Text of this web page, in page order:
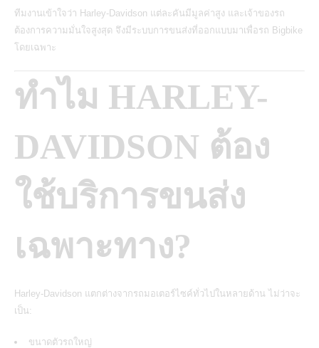
ทีมงานเข้าใจว่า Harley-Davidson แต่ละคันมีมูลค่าสูง และเจ้าของรถ
ต้องการความมั่นใจสูงสุด จึงมีระบบการขนส่งที่ออกแบบมาเพื่อรถ Bigbike
โดยเฉพาะ
ทำไม HARLEY-
DAVIDSON ต้อง
ใช้บริการขนส่ง
เฉพาะทาง?
Harley-Davidson แตกต่างจากรถมอเตอร์ไซค์ทั่วไปในหลายด้าน ไม่ว่าจะ
เป็น:
ขนาดตัวรถใหญ่